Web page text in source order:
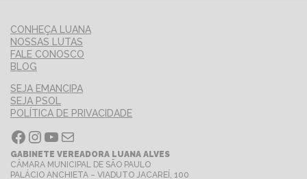
CONHEÇA LUANA
NOSSAS LUTAS
FALE CONOSCO
BLOG
SEJA EMANCIPA
SEJA PSOL
POLÍTICA DE PRIVACIDADE
Facebook InstagramYoutube E-mail
GABINETE VEREADORA LUANA ALVES
CÂMARA MUNICIPAL DE SÃO PAULO
PALÁCIO ANCHIETA – VIADUTO JACAREÍ, 100